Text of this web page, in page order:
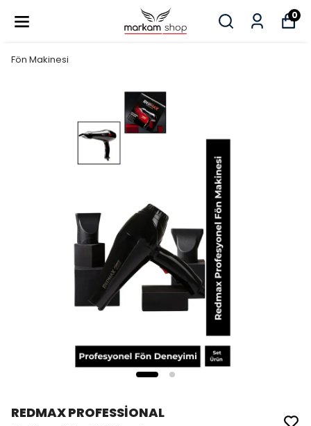
0
Fön Makinesi
REDMAX PROFESSİONAL